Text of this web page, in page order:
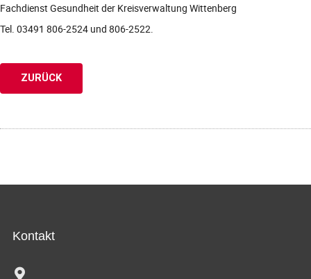
Fachdienst Gesundheit der Kreisverwaltung Wittenberg
Tel. 03491 806-2524 und 806-2522.
ZURÜCK
Kontakt